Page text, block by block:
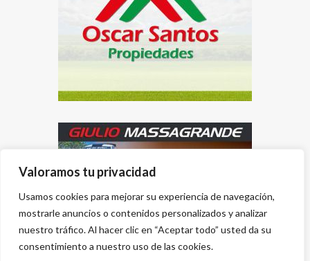
Valoramos tu privacidad
Usamos cookies para mejorar su experiencia de navegación,
mostrarle anuncios o contenidos personalizados y analizar
nuestro tráfico. Al hacer clic en “Aceptar todo” usted da su
consentimiento a nuestro uso de las cookies.